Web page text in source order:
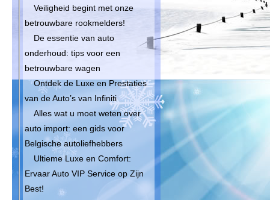
Veiligheid begint met onze
betrouwbare rookmelders!
De essentie van auto
onderhoud: tips voor een
betrouwbare wagen
Ontdek de Luxe en Prestaties
van de Auto’s van Infiniti
Alles wat u moet weten over
auto import: een gids voor
Belgische autoliefhebbers
Ultieme Luxe en Comfort:
Ervaar Auto VIP Service op Zijn
Best!